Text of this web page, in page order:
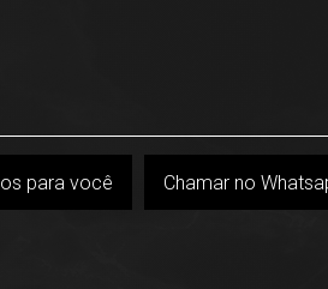
para você Chamar no